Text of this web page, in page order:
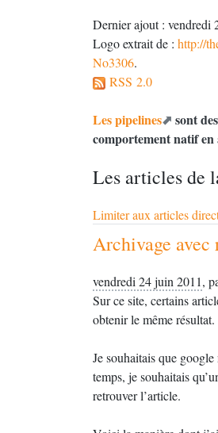
Dernier ajout : vendredi
Logo extrait de : http://
No3306.
RSS 2.0
Les pipelines sont
comportement natif en
Les articles de
Limiter aux articles
Archivage
vendredi 24 juin 2011,
Sur ce site, certains
obtenir le même résultat.
Je souhaitais que
temps, je souhaitais
retrouver l’article.